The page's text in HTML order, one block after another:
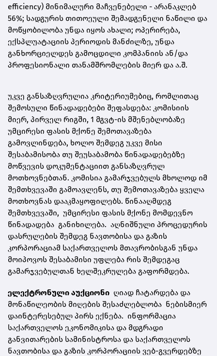
efficiency) მინიმალური მაჩვენებელი - არანაკლებ
56%; სადგურის თითოეული შემადგენელი ნაწილი და
მოწყობილობა უნდა იყოს ახალი; ოპერირება,
ექსპლუატაციის პერიოდის მანძილზე, უნდა
განხორციელდეს გამოცდილი კომპანიის ან/და
პროფესიონალი თანამშრომლების მიერ და ა.შ.
უკვე განსაზღვრულია კრიტერიუმებიც, რომლითაც
შემოსული წინადადებები შეფასდება: კომისიის
მიერ, პირველ რიგში, 1 მგვტ-ის მშენებლობაზე
უმცირესი ფასის მქონე შემოთავაზება
გამოვლინდება, ხოლო შემდეგ უკვე მისი
შესაბამისობა თუ შეუსაბამობა წინადადებებზე
მოწვევის დოკუმენტაციით განსაზღვრულ
მოთხოვნებთან. კომისია გამარჯვებულს მხოლოდ იმ
შემთხვევაში გამოავლენს, თუ შემოთავაზება ყველა
მოთხოვნას დააკმაყოფილებს. წინააღმდეგ
შემთხვევაში, უმცირესი ფასის მქონე მომდევნო
წინადადება განიხილება. აღნიშნული პროცედურის
დასრულების შემდეგ ნავთობისა და გაზის
კორპორაციამ საქართველოს მთავრობისგან უნდა
მოიპოვოს შესაბამისი უფლება რის შემდეგაც
გამარჯვებულთან ხელშეკრულება გაფორმდება.
ელექტრონული აუქციონი ღიად ჩატარდება და
მონაწილეობის მიღების შესაძლებლობა ნებისმიერ
დაინტერესებულ პირს ექნება. ინფორმაცია
საქართველოს ეკონომიკისა და მდგრადი
განვითარების სამინისტროსა და საქართველოს
ნავთობისა და გაზის კორპორაციის ვებ-გვერდებზე